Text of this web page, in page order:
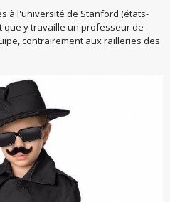
à l'université de Stanford (états-
que y travaille un professeur de
contrairement aux railleries des